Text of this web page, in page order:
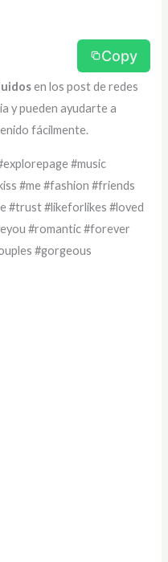
Copy
en los post de redes
y pueden ayudarte a
fácilmente.
#music
#me #fashion #friends
#trust #likeforlikes #loved
#romantic #forever
#gorgeous